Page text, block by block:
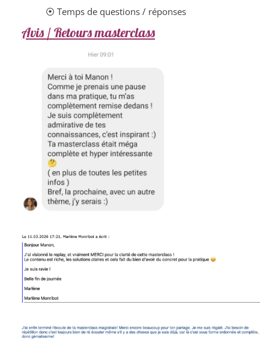
⦿ Temps de questions / réponses
Avis / Retours masterclass